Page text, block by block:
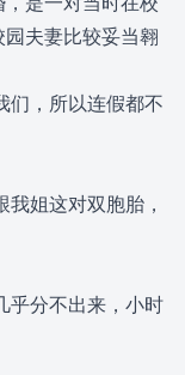
夫妻比较妥当翱
们，所以连假都不
姐这对双胞胎，
乎分不出来，小时
们谁是谁，直到